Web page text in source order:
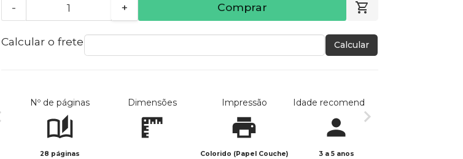
- + Comprar
Calcular o frete Calcular
Nº de páginas
28 páginas
Dimensões Impressão
Colorido (Papel Couche)
Idade recomendada
3 a 5 anos